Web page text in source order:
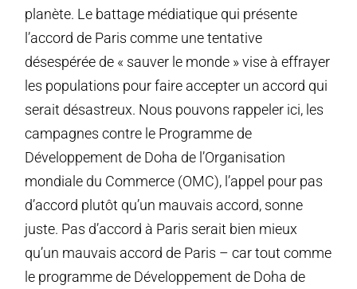
planète. Le battage médiatique qui présente
l’accord de Paris comme une tentative
désespérée de « sauver le monde » vise à effrayer
les populations pour faire accepter un accord qui
serait désastreux. Nous pouvons rappeler ici, les
campagnes contre le Programme de
Développement de Doha de l’Organisation
mondiale du Commerce (OMC), l’appel pour pas
d’accord plutôt qu’un mauvais accord, sonne
juste. Pas d’accord à Paris serait bien mieux
qu’un mauvais accord de Paris – car tout comme
le programme de Développement de Doha de